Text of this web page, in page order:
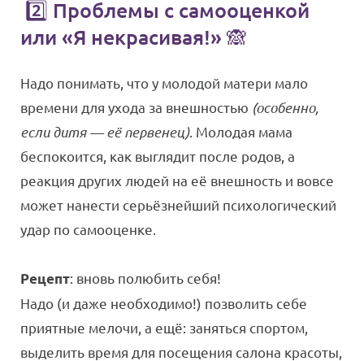
2️⃣ Проблемы с самооценкой
или «Я некрасивая!» 🙈
Надо понимать, что у молодой матери мало
времени для ухода за внешностью (особенно,
если дитя — её первенец). Молодая мама
беспокоится, как выглядит после родов, а
реакция других людей на её внешность и вовсе
может нанести серьёзнейший психологический
удар по самооценке.
Рецепт: вновь полюбить себя!
Надо (и даже необходимо!) позволить себе
приятные мелочи, а ещё: заняться спортом,
выделить время для посещения салона красоты,